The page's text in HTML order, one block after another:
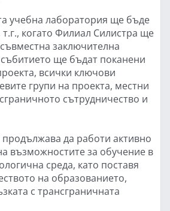
учебна лаборатория ще бъде
когато Филиал Силистра ще
заключителна
ще бъдат поканени
всички ключови
групи на проекта, местни
сътрудничество и
да работи активно
възможностите за обучение в
среда, като поставя
на образованието,
с трансграничната